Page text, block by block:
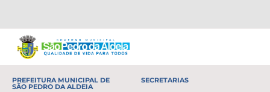
PREFEITURA MUNICIPAL DE
SÃO PEDRO DA ALDEIA
SECRETARIAS